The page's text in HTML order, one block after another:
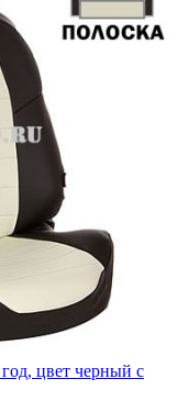
цвет черный с